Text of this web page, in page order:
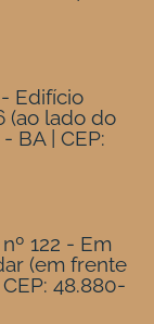
Edifício
(ao lado do
BA | CEP:
122 - Em
(em frente
48.880-